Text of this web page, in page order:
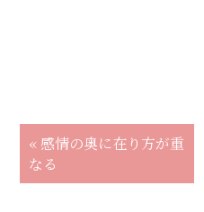
« 感情の奥に在り方が重
なる